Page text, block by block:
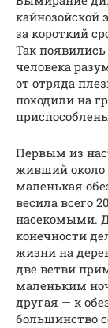
кайнозойской
за короткий
Так
человека
от отряда
походили на
Первым из
живший около
маленькая
весила всего
насекомыми.
конечности
жизни на
две ветви
маленьким
другая — к
большинство